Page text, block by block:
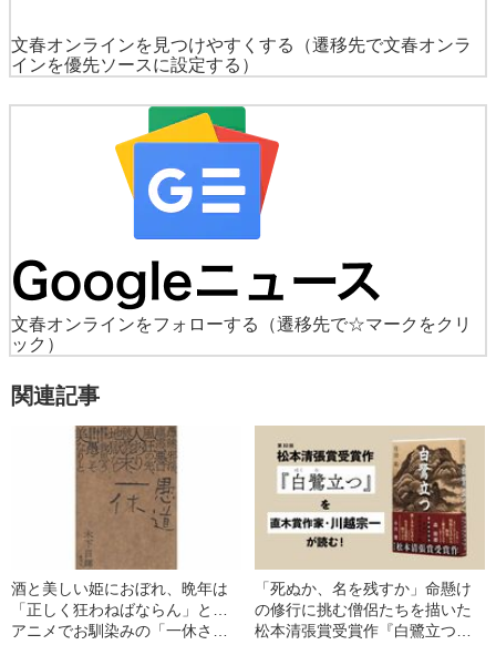
文春オンラインを見つけやすくする
（遷移先で文春オンラ
インを優先ソースに設定する）
文春オンラインをフォローする
（遷移先で☆マークをクリ
ック）
関連記事
酒と美しい姫におぼれ、晩年は
「正しく狂わねばならん」と…
アニメでお馴染みの「一休さ
「死ぬか、名を残すか」命懸け
の修行に挑む僧侶たちを描いた
松本清張賞受賞作『白鷺立つ』